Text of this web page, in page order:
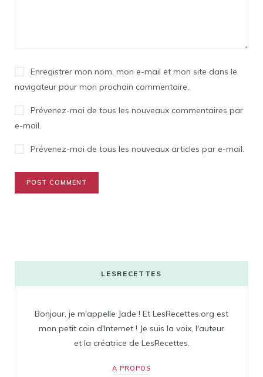
Enregistrer mon nom, mon e-mail et mon site dans le
navigateur pour mon prochain commentaire.
Prévenez-moi de tous les nouveaux commentaires par
e-mail.
Prévenez-moi de tous les nouveaux articles par e-mail.
LESRECETTES
Bonjour, je m'appelle Jade ! Et LesRecettes.org est
mon petit coin d'Internet ! Je suis la voix, l'auteur
et la créatrice de LesRecettes.
A PROPOS